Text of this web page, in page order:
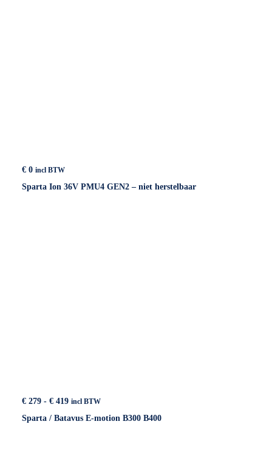
€ 0 incl BTW
Sparta Ion 36V PMU4 GEN2 – niet herstelbaar
€ 279 - € 419Prijsklasse:
tot
incl BTW
Sparta / Batavus E-motion B300 B400